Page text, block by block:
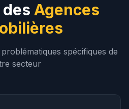
Agences
spécifiques de
secteur